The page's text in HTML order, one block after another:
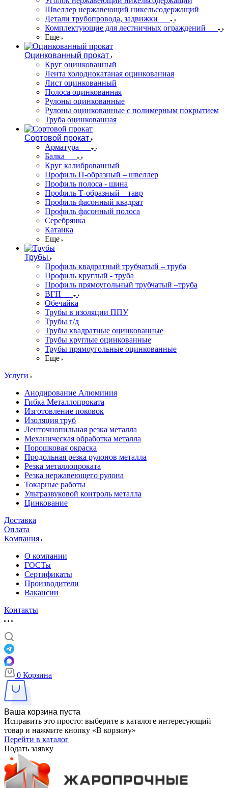
Швеллер нержавеющий никельсодержащий
Детали трубопровода, задвижки
Комплектующие для лестничных ограждений
Еще
Оцинкованный прокат
Круг оцинкованный
Лента холоднокатаная оцинкованная
Лист оцинкованный
Полоса оцинкованная
Рулоны оцинкованные
Рулоны оцинкованные с полимерным покрытием
Труба оцинкованная
Сортовой прокат
Арматура
Балка
Круг калиброванный
Профиль П-образный – швеллер
Профиль полоса - шина
Профиль Т-образный – тавр
Профиль фасонный квадрат
Профиль фасонный полоса
Серебрянка
Катанка
Еще
Трубы
Профиль квадратный трубчатый – труба
Профиль круглый - труба
Профиль прямоугольный трубчатый –труба
ВГП
Обечайка
Трубы в изоляции ППУ
Трубы г/д
Трубы квадратные оцинкованные
Трубы круглые оцинкованные
Трубы прямоугольные оцинкованные
Еще
Услуги
Анодирование Алюминия
Гибка Металлопроката
Изготовление поковок
Изоляция труб
Ленточнопильная резка металла
Механическая обработка металла
Порошковая окраска
Продольная резка рулонов металла
Резка металлопроката
Резка нержавеющего рулона
Токарные работы
Ультразвуковой контроль металла
Цинкование
Доставка
Оплата
Компания
О компании
ГОСТы
Сертификаты
Производители
Вакансии
Контакты
0 Корзина
Ваша корзина пуста
Исправить это просто: выберите в каталоге интересующий
товар и нажмите кнопку «В корзину»
Перейти в каталог
Подать заявку